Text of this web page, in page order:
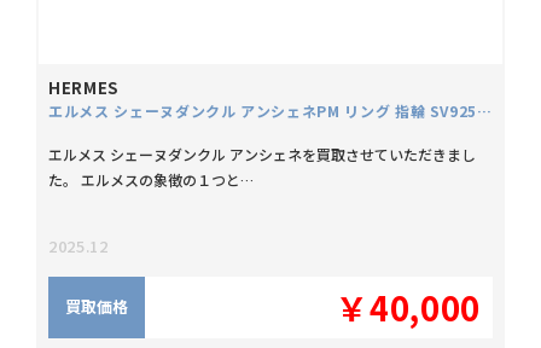
HERMES
エルメス シェーヌダンクル アンシェネPM リング 指輪 SV925 シルバー
エルメス シェーヌダンクル アンシェネを買取させていただきまし
た。 エルメスの象徴の１つと…
2025.12
買取価格 ￥40,000